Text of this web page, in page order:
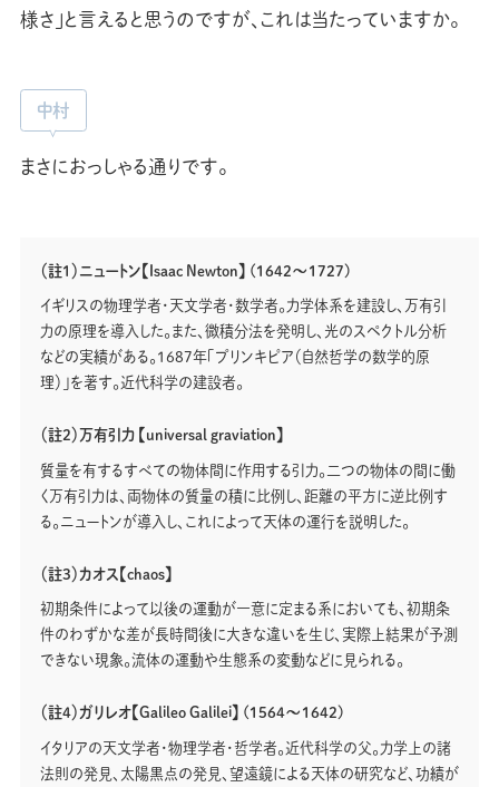
様さ」と言えると思うのですが、これは当たっていますか。
中村
まさにおっしゃる通りです。
（註1）ニュートン【Isaac Newton】 (1642～1727)
イギリスの物理学者・天文学者・数学者。力学体系を建設し、万有引
力の原理を導入した。また、微積分法を発明し、光のスペクトル分析
などの実績がある。1687年「プリンキピア（自然哲学の数学的原
理）」を著す。近代科学の建設者。
（註2）万有引力 【universal graviation】
質量を有するすべての物体間に作用する引力。二つの物体の間に働
く万有引力は、両物体の質量の積に比例し、距離の平方に逆比例す
る。ニュートンが導入し、これによって天体の運行を説明した。
（註3）カオス【chaos】
初期条件によって以後の運動が一意に定まる系においても、初期条
件のわずかな差が長時間後に大きな違いを生じ、実際上結果が予測
できない現象。流体の運動や生態系の変動などに見られる。
（註4）ガリレオ【Galileo Galilei】 (1564～1642)
イタリアの天文学者・物理学者・哲学者。近代科学の父。力学上の諸
法則の発見、太陽黒点の発見、望遠鏡による天体の研究など、功績が